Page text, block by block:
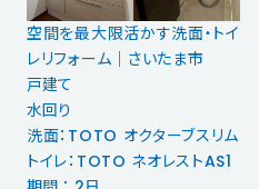
空間を最大限活かす洗面・トイ
レリフォーム｜さいたま市
戸建て
水回り
洗面：TOTO オクターブスリム
トイレ：TOTO ネオレストAS1